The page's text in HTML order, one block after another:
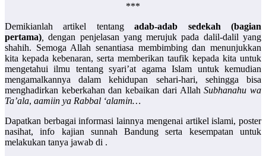
***
Demikianlah artikel tentangadab-adab sedekah (bagian
pertama)
dengan penjelasan yang merujuk pada dalil-dalil yang
shahih. Semoga Allah senantiasa membimbing dan menunjukkan
kita kepada kebenaran, serta memberikan taufik kepada kita untuk
mengetahui ilmu tentang syari’at agama Islam untuk kemudian
mengamalkannya dalam kehidupan sehari-hari, sehingga bisa
menghadirkan keberkahan dan kebaikan dari AllahSubhanahu wa
Ta’ala, aamiin ya Rabbal ‘alamin…
Dapatkan berbagai informasi lainnya mengenai artikel islami, poster
nasihat, info kajian sunnah Bandung serta kesempatan untuk
melakukan tanya jawab di .